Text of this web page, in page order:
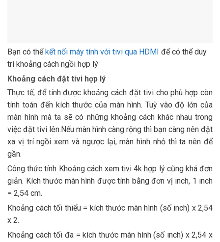
Bạn có thểkết nối máy tính với tivi qua HDMI để có thể duy
trì khoảng cách ngồi hợp lý
Khoảng cách đặt tivi hợp lý
Thực tế, để tính được khoảng cách đặt tivi cho phù hợp còn
tính toán đến kích thước của màn hình. Tuỳ vào độ lớn của
màn hình mà ta sẽ có những khoảng cách khác nhau trong
việc đặt tivi lên.Nếu màn hình càng rộng thì bạn càng nên đặt
xa vị trí ngồi xem và ngược lại, màn hình nhỏ thì ta nên để
gần.
Công thức tính Khoảng cách xem tivi 4k hợp lý cũng khá đơn
giản. Kích thước màn hình được tính bằng đơn vị inch, 1 inch
= 2,54 cm.
Khoảng cách tối thiểu = kích thước màn hình (số inch) x 2,54
x 2.
Khoảng cách tối đa = kích thước màn hình (số inch) x 2,54 x